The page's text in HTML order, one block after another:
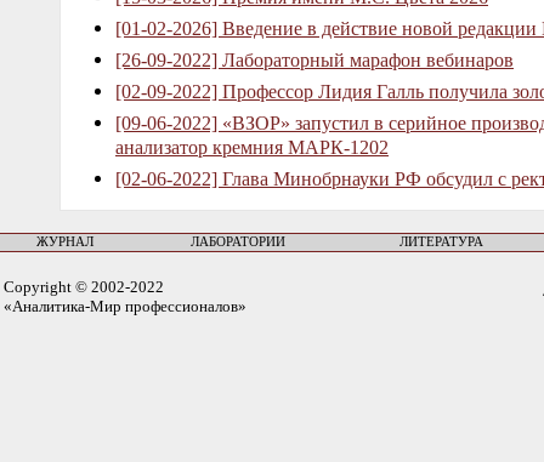
[01-02-2026] Введение в действие новой
[26-09-2022] Лабораторный марафон вебинаров
[02-09-2022] Профессор Лидия Галль получила
[09-06-2022] «ВЗОР» запустил в серийное
анализатор кремния МАРК-1202
[02-06-2022] Глава Минобрнауки РФ обсудил с
ЖУРНАЛ ЛАБОРАТОРИИ ЛИТЕРАТУРА
Copyright © 2002-2022
«Аналитика-Мир профессионалов»